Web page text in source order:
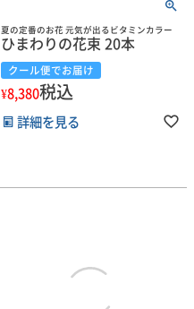
夏の定番のお花 元気が出るビタミンカラー
ひまわりの花束 20本
クール便でお届け
¥8,380税込
詳細を見る